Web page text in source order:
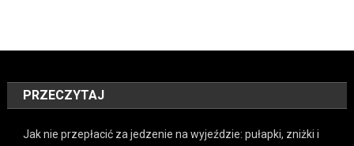
PRZECZYTAJ
Jak nie przepłacić za jedzenie na wyjeździe: pułapki, zniżki i